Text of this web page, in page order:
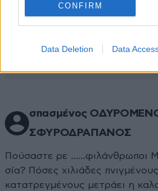
CONFIRM
Data Deletion Data
Xαρακτήρες: 0/1000
Διαβάστε και ακολουθήστε τους
σπασμένος
ΣΦΥΡΟΔΡΑΠΑΝΟΣ
Πούσαστε ρε
σία? Πόσες χιλιάδες
κατατρεγμένους μετράει η